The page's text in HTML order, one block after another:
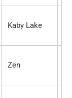
Kaby Lake
Zen